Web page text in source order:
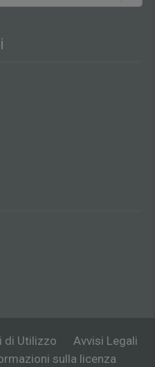
di Utilizzo
Avvisi Legali
sulla licenza